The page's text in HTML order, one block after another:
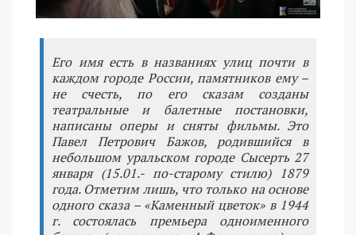
Его имя есть в названиях улиц почти в
каждом городе России, памятников ему –
не счесть, по его сказам созданы
театральные и балетные постановки,
написаны оперы и сняты фильмы. Это
Павел Петрович Бажов, родившийся в
небольшом уральском городе Сысерть 27
января (15.01.- по-старому стилю) 1879
года. Отметим лишь, что только на основе
одного сказа – «Каменный цветок» в 1944
г. состоялась премьера одноименного